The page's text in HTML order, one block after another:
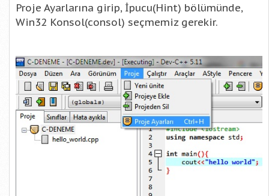
Proje Ayarlarına girip, İpucu(Hint) bölümünde,
Win32 Konsol(consol) seçmemiz gerekir.